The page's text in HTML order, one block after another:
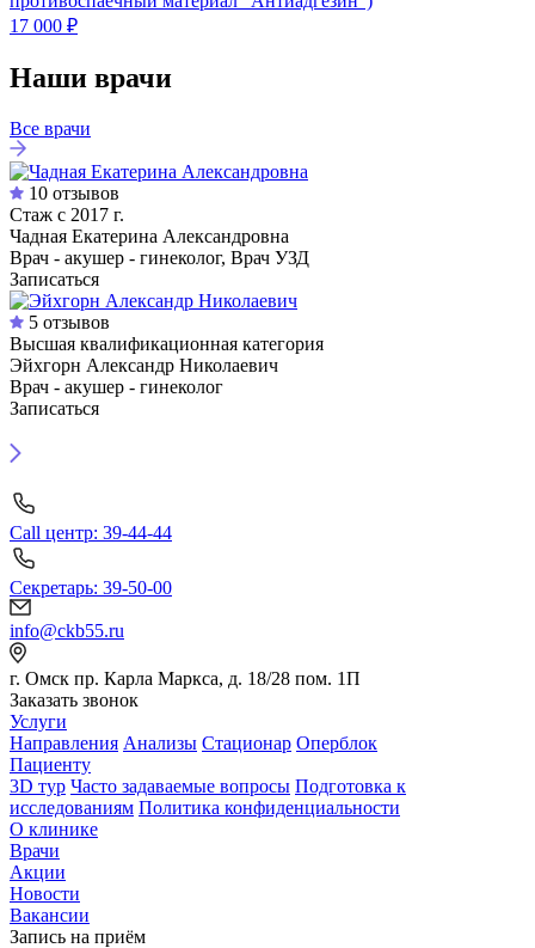
17 000 ₽
Наши врачи
Все врачи
10 отзывов
Стаж с 2017 г.
Чадная Екатерина Александровна
Врач - акушер - гинеколог, Врач УЗД
Записаться
5 отзывов
Высшая квалификационная категория
Эйхгорн Александр Николаевич
Врач - акушер - гинеколог
Записаться
Call центр: 39-44-44
Секретарь: 39-50-00
info@ckb55.ru
г. Омск пр. Карла Маркса, д. 18/28 пом. 1П
Заказать звонок
Услуги
Направления Анализы Стационар Оперблок
Пациенту
3D тур Часто задаваемые вопросы Подготовка к
исследованиям Политика конфиденциальности
О клинике
Врачи
Акции
Новости
Вакансии
Запись на приём